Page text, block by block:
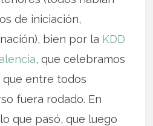
de iniciación,
bien por la KDD
, que celebramos
que entre todos
fuera rodado. En
que pasó, que luego